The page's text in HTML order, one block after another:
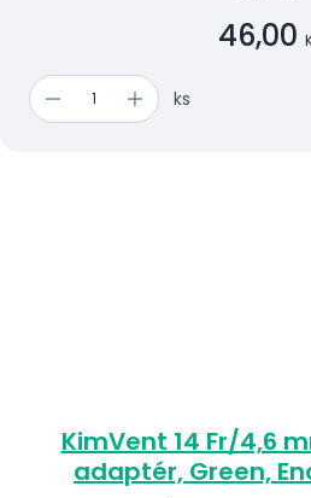
46,00
ks
KimVent 14 Fr/4,6
adaptér, Green,